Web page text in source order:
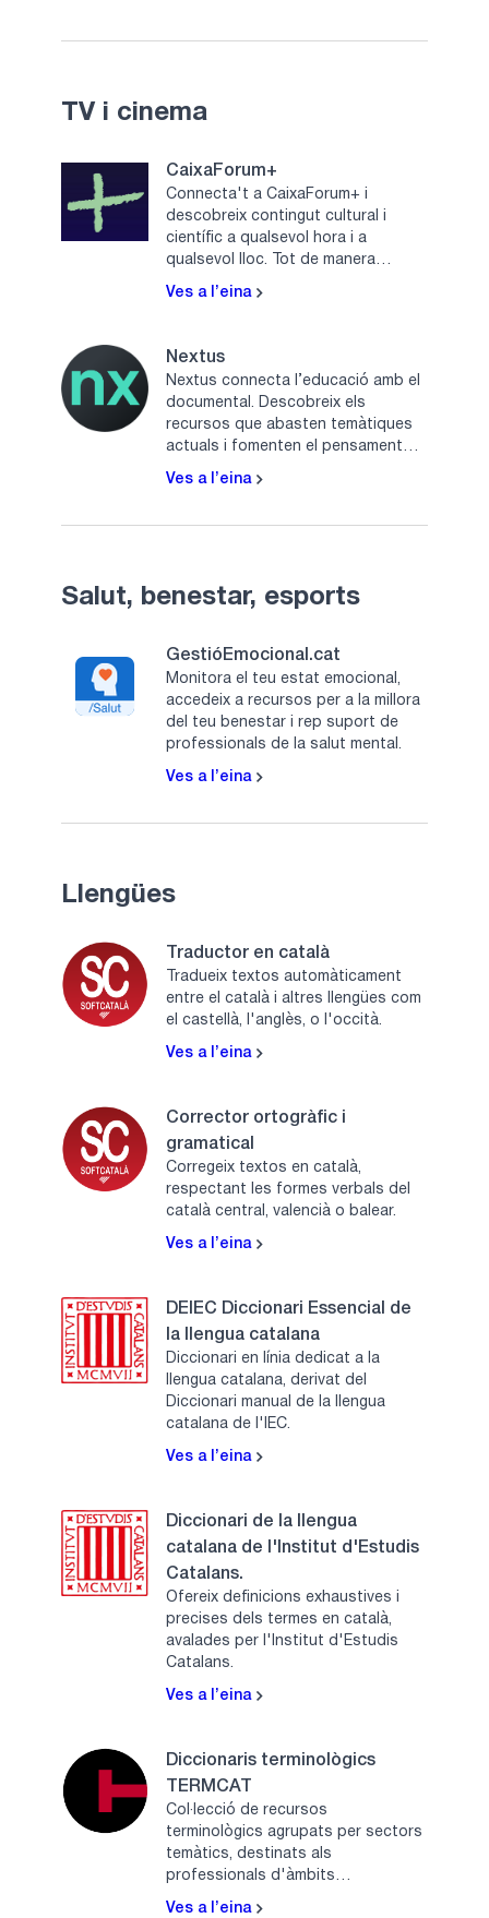
TV i cinema
CaixaForum+
Connecta't a CaixaForum+ i
descobreix contingut cultural i
científic a qualsevol hora i a
qualsevol lloc. Tot de manera
gratuïta.
Ves a l’eina
Nextus
Nextus connecta l’educació amb el
documental. Descobreix els
recursos que abasten temàtiques
actuals i fomenten el pensament
crític.
Ves a l’eina
Salut, benestar, esports
GestióEmocional.cat
Monitora el teu estat emocional,
accedeix a recursos per a la millora
del teu benestar i rep suport de
professionals de la salut mental.
Ves a l’eina
Llengües
Traductor en català
Tradueix textos automàticament
entre el català i altres llengües com
el castellà, l'anglès, o l'occità.
Ves a l’eina
Corrector ortogràfic i
gramatical
Corregeix textos en català,
respectant les formes verbals del
català central, valencià o balear.
Ves a l’eina
DEIEC Diccionari Essencial de
la llengua catalana
Diccionari en línia dedicat a la
llengua catalana, derivat del
Diccionari manual de la llengua
catalana de l'IEC.
Ves a l’eina
Diccionari de la llengua
catalana de l'Institut d'Estudis
Catalans.
Ofereix definicions exhaustives i
precises dels termes en català,
avalades per l'Institut d'Estudis
Catalans.
Ves a l’eina
Diccionaris terminològics
TERMCAT
Col·lecció de recursos
terminològics agrupats per sectors
temàtics, destinats als
professionals d'àmbits
d'especialitat.
Ves a l’eina